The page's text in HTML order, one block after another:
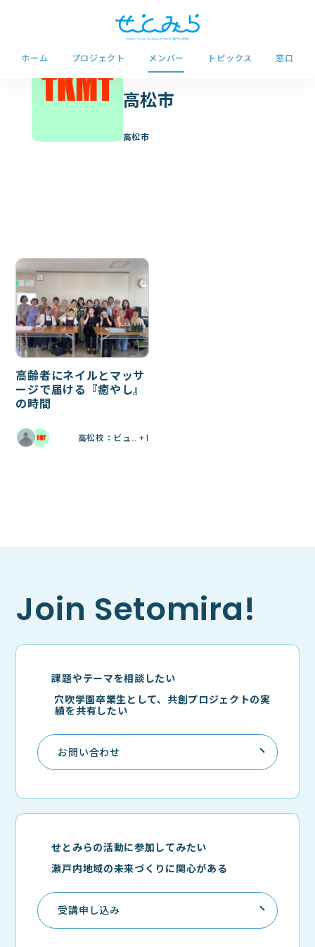
ホーム プロジェクト メンバー トピックス 窓口
高松市
高松市
高齢者にネイルとマッサ
ージで届ける『癒やし』
の時間
高松校：ビュ… +1
Join Setomira!
課題やテーマを相談したい
穴吹学園卒業生として、共創プロジェクトの実
績を共有したい
お問い合わせ
せとみらの活動に参加してみたい
瀬戸内地域の未来づくりに関心がある
受講申し込み